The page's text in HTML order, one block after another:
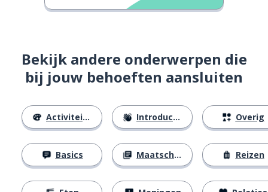
Bekijk andere onderwerpen die
bij jouw behoeften aansluiten
Activiteiten
Basics
Introducties
Maatschappij
Overig
Reizen